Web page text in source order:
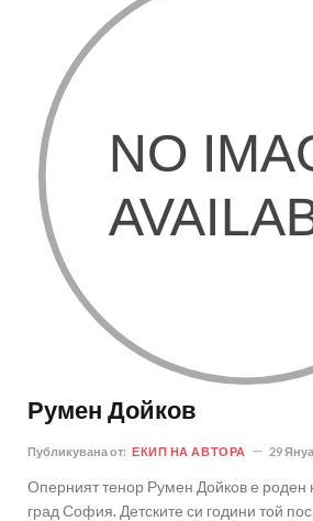
Румен Дойков
Публикувана от: ЕКИП НА АВТОРА 29
Оперният тенор Румен Дойков е роден
град София. Детските си години той